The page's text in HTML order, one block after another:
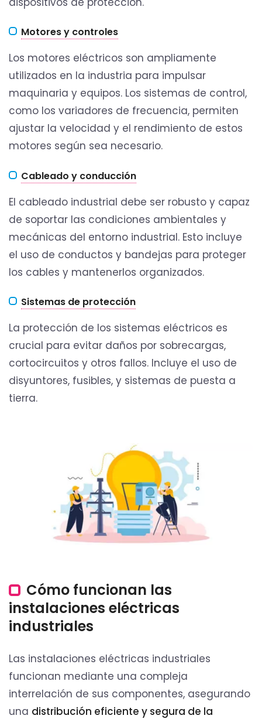
Motores y controles
Los motores eléctricos son ampliamente
utilizados en la industria para impulsar
maquinaria y equipos. Los sistemas de control,
como los variadores de frecuencia, permiten
ajustar la velocidad y el rendimiento de estos
motores según sea necesario.
Cableado y conducción
El cableado industrial debe ser robusto y capaz
de soportar las condiciones ambientales y
mecánicas del entorno industrial. Esto incluye
el uso de conductos y bandejas para proteger
los cables y mantenerlos organizados.
Sistemas de protección
La protección de los sistemas eléctricos es
crucial para evitar daños por sobrecargas,
cortocircuitos y otros fallos. Incluye el uso de
disyuntores, fusibles, y sistemas de puesta a
tierra.
Cómo funcionan las
instalaciones eléctricas
industriales
Las instalaciones eléctricas industriales
funcionan mediante una compleja
interrelación de sus componentes, asegurando
una distribución eficiente y segura de la